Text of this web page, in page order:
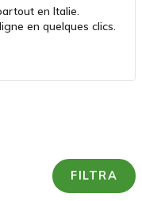
en Italie.
en quelques clics.
FILTRA